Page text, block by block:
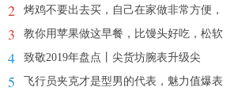
2 烤鸡不要出去买，自己在家做非常方便，
3 教你用苹果做这早餐，比馒头好吃，松软
4 致敬2019年盘点丨尖货坊腕表升级尖
5 飞行员夹克才是型男的代表，魅力值爆表